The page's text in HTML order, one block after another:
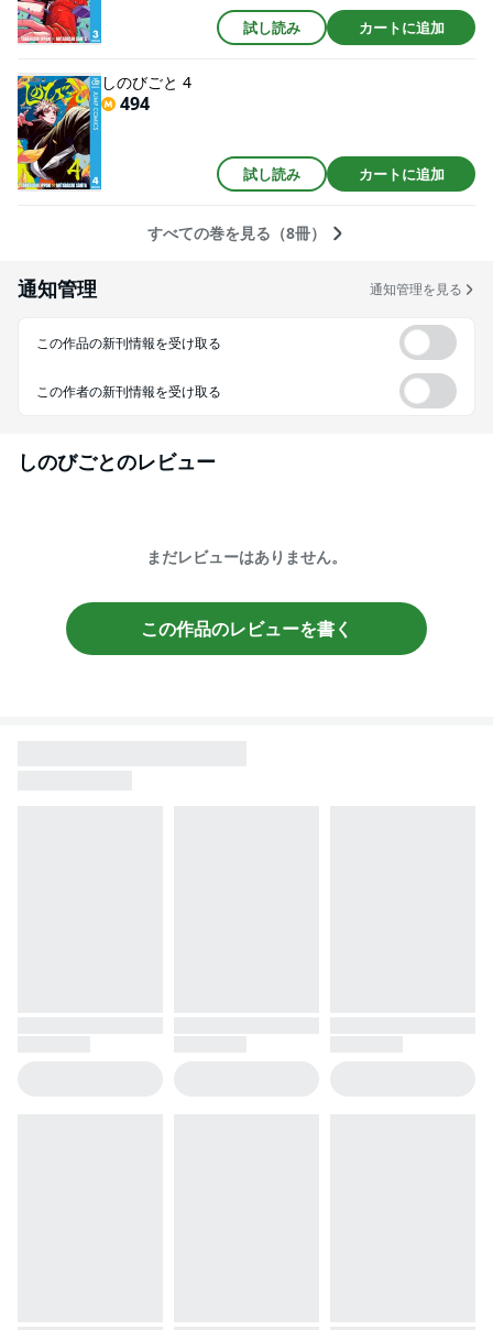
試し読み カートに追加
しのびごと 4
494
試し読み カートに追加
すべての巻を見る（8冊）
通知管理 通知管理を見る
この作品の新刊情報を受け取る
この作者の新刊情報を受け取る
しのびごとのレビュー
まだレビューはありません。
この作品のレビューを書く